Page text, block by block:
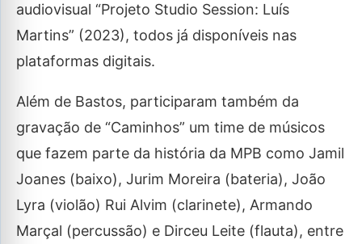
audiovisual “Projeto Studio Session: Luís
Martins” (2023), todos já disponíveis nas
plataformas digitais.
Além de Bastos, participaram também da
gravação de “Caminhos” um time de músicos
que fazem parte da história da MPB como Jamil
Joanes (baixo), Jurim Moreira (bateria), João
Lyra (violão) Rui Alvim (clarinete), Armando
Marçal (percussão) e Dirceu Leite (flauta), entre